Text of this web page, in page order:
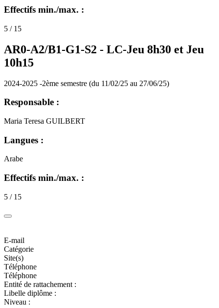
Effectifs min./max. :
5 / 15
AR0-A2/B1-G1-S2 - LC-Jeu 8h30 et Jeu
10h15
2024-2025 -2ème semestre (du 11/02/25 au 27/06/25)
Responsable :
Maria Teresa GUILBERT
Langues :
Arabe
Effectifs min./max. :
5 / 15
E-mail
Catégorie
Site(s)
Téléphone
Téléphone
Entité de rattachement :
Libelle diplôme :
Niveau :